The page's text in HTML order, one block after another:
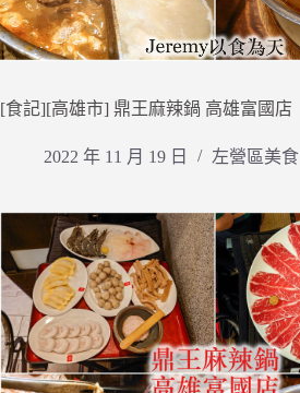
[食記][高雄市] 鼎王麻辣鍋 高雄富國店
2022 年 11 月 19 日 左營區美食